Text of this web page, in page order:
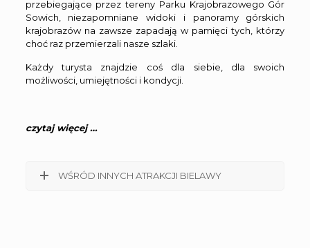
przebiegające przez tereny Parku Krajobrazowego Gór
Sowich, niezapomniane widoki i panoramy górskich
krajobrazów na zawsze zapadają w pamięci tych, którzy
choć raz przemierzali nasze szlaki.
Każdy turysta znajdzie coś dla siebie, dla swoich
możliwości, umiejętności i kondycji.
czytaj więcej …
WŚRÓD INNYCH ATRAKCJI BIELAWY